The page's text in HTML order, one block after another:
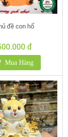
đề con hổ
đ
Mua Hàng